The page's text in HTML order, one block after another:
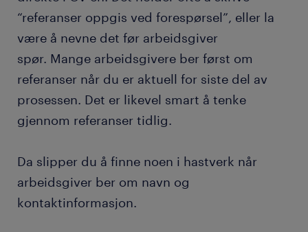
“referanser oppgis ved forespørsel”, eller la
være å nevne det før arbeidsgiver
spør. Mange arbeidsgivere ber først om
referanser når du er aktuell for siste del av
prosessen. Det er likevel smart å tenke
gjennom referanser tidlig.
Da slipper du å finne noen i hastverk når
arbeidsgiver ber om navn og
kontaktinformasjon.